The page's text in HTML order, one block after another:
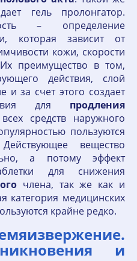
гель пролонгатор.
– определение
которая зависит от
кожи, скорости
преимущество в том,
действия, слой
и за счет этого создает
для продления
средств наружного
пользуются
вещество
а потому эффект
для снижения
члена, так же как и
категория медицинских
крайне редко.
и